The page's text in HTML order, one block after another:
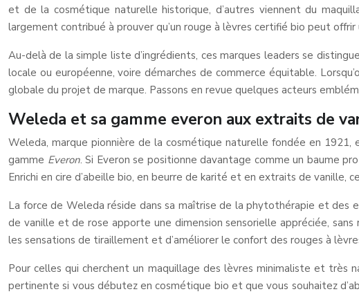
et de la cosmétique naturelle historique, d’autres viennent du
largement contribué à prouver qu’un rouge à lèvres certifié bio peut
Au-delà de la simple liste d’ingrédients, ces marques leaders se
locale ou européenne, voire démarches de commerce équitable.
globale du projet de marque. Passons en revue quelques acteurs
Weleda et sa gamme everon aux extraits de
Weleda, marque pionnière de la cosmétique naturelle fondée en
gamme Everon. Si Everon se positionne davantage comme un baume
Enrichi en cire d’abeille bio, en beurre de karité et en extraits de vanille,
La force de Weleda réside dans sa maîtrise de la phytothérapie et des
de vanille et de rose apporte une dimension sensorielle appréciée,
les sensations de tiraillement et d’améliorer le confort des rouges à
Pour celles qui cherchent un maquillage des lèvres minimaliste et très
pertinente si vous débutez en cosmétique bio et que vous souhaitez